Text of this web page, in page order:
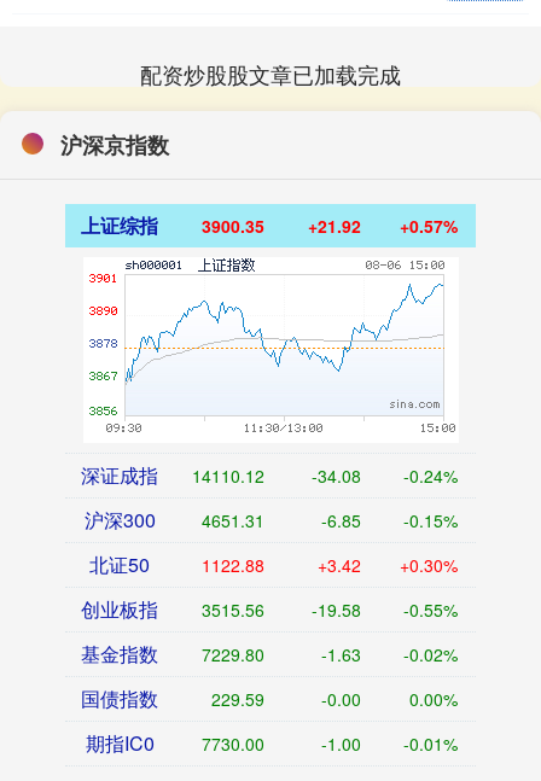
配资炒股股文章已加载完成
沪深京指数
上证综指 3900.35 +21.92 +0.57%
深证成指 14110.12 -34.08 -0.24%
沪深300 4651.31 -6.85 -0.15%
北证50 1122.88 +3.42 +0.30%
创业板指 3515.56 -19.58 -0.55%
基金指数 7229.80 -1.63 -0.02%
国债指数 229.59 -0.00 0.00%
期指IC0 7730.00 -1.00 -0.01%